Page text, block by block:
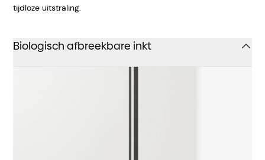
tijdloze uitstraling.
Biologisch afbreekbare inkt